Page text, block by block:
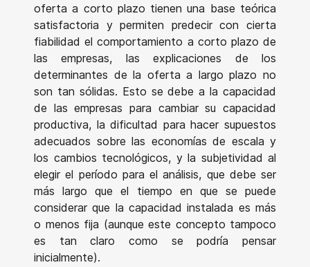
oferta a corto plazo tienen una base teórica
satisfactoria y permiten predecir con cierta
fiabilidad el comportamiento a corto plazo de
las empresas, las explicaciones de los
determinantes de la oferta a largo plazo no
son tan sólidas. Esto se debe a la capacidad
de las empresas para cambiar su capacidad
productiva, la dificultad para hacer supuestos
adecuados sobre las economías de escala y
los cambios tecnológicos, y la subjetividad al
elegir el período para el análisis, que debe ser
más largo que el tiempo en que se puede
considerar que la capacidad instalada es más
o menos fija (aunque este concepto tampoco
es tan claro como se podría pensar
inicialmente).